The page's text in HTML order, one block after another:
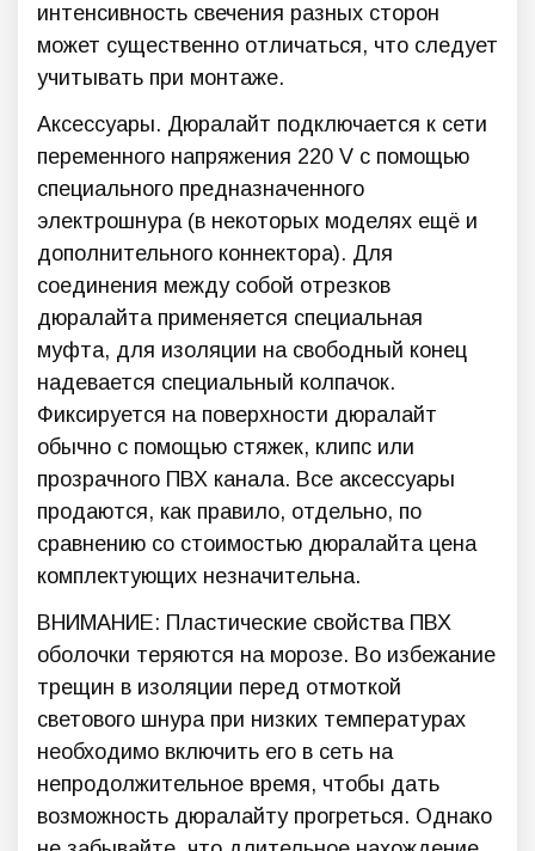
интенсивность свечения разных сторон
может существенно отличаться, что следует
учитывать при монтаже.
Аксессуары. Дюралайт подключается к сети
переменного напряжения 220 V с помощью
специального предназначенного
электрошнура (в некоторых моделях ещё и
дополнительного коннектора). Для
соединения между собой отрезков
дюралайта применяется специальная
муфта, для изоляции на свободный конец
надевается специальный колпачок.
Фиксируется на поверхности дюралайт
обычно с помощью стяжек, клипс или
прозрачного ПВХ канала. Все аксессуары
продаются, как правило, отдельно, по
сравнению со стоимостью дюралайта цена
комплектующих незначительна.
ВНИМАНИЕ: Пластические свойства ПВХ
оболочки теряются на морозе. Во избежание
трещин в изоляции перед отмоткой
светового шнура при низких температурах
необходимо включить его в сеть на
непродолжительное время, чтобы дать
возможность дюралайту прогреться. Однако